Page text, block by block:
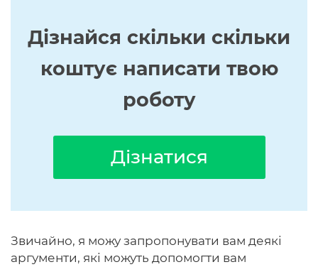
Дізнайся скільки скільки
коштує написати твою
роботу
Дізнатися
Звичайно, я можу запропонувати вам деякі
аргументи, які можуть допомогти вам